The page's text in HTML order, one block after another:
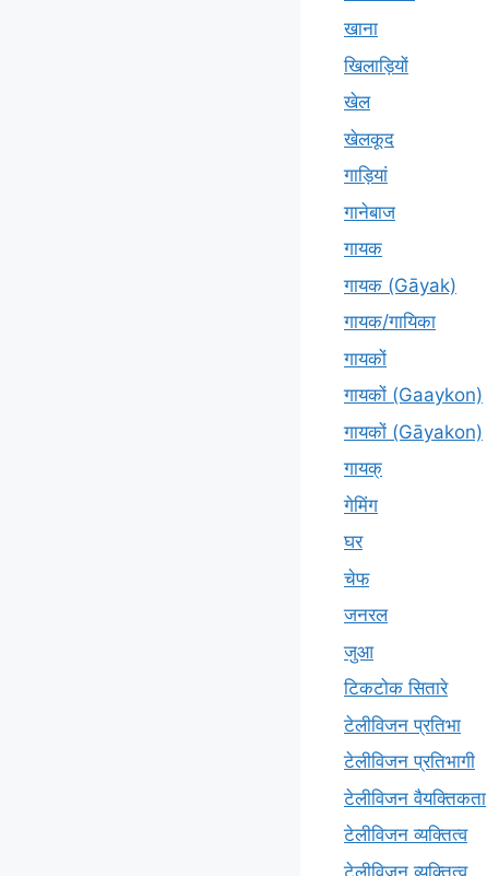
खाना
खिलाड़ियों
खेल
खेलकूद
गाड़ियां
गानेबाज
गायक
गायक (Gāyak)
गायक/गायिका
गायकों
गायकों (Gaaykon)
गायकों (Gāyakon)
गायक्
गेमिंग
घर
चेफ
जनरल
जुआ
टिकटोक सितारे
टेलीविजन प्रतिभा
टेलीविजन प्रतिभागी
टेलीविजन वैयक्तिकता
टेलीविजन व्यक्तित्व
टेलीविज़न व्यक्तित्व